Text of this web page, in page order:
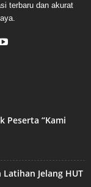
terbaru dan akurat
Peserta “Kami
Jelang HUT